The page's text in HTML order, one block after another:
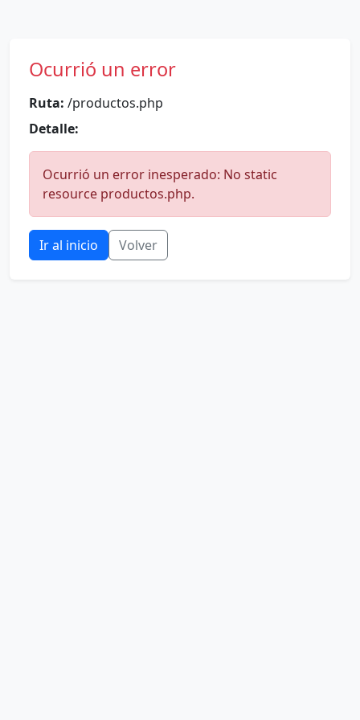
Ocurrió un error
Ruta: /productos.php
Detalle:
Ocurrió un error inesperado: No static
resource productos.php.
Ir al inicio Volver